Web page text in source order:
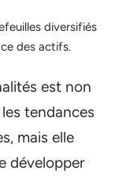
diversifiés
des actifs.
est non
tendances
mais elle
développer